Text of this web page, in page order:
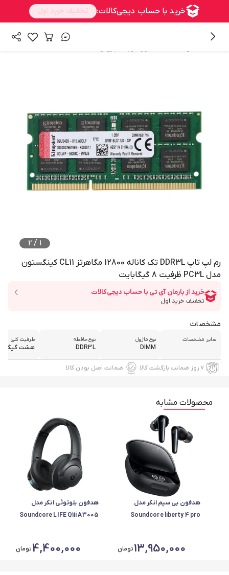
1
/
2
رم لپ تاپ DDR3L تک کاناله 12800 مگاهرتز CL11 کینگستون
مدل PC3L ظرفیت 8 گیگابایت
مشخصات
سایر مشخصات نوع ماژول
DIMM
نوع حافظه
DDR3L
ظرفیت کلی
هشت
۷ روز ضمانت بازگشت کالا ضمانت اصل بودن کالا
محصولات مشابه
هدفون بی سیم انکر مدل
Soundcore liberty 4 pro
13,950,000تومان
هدفون بلوتوثی انکر مدل
Soundcore LIFE Q11i A3005
4,400,000تومان